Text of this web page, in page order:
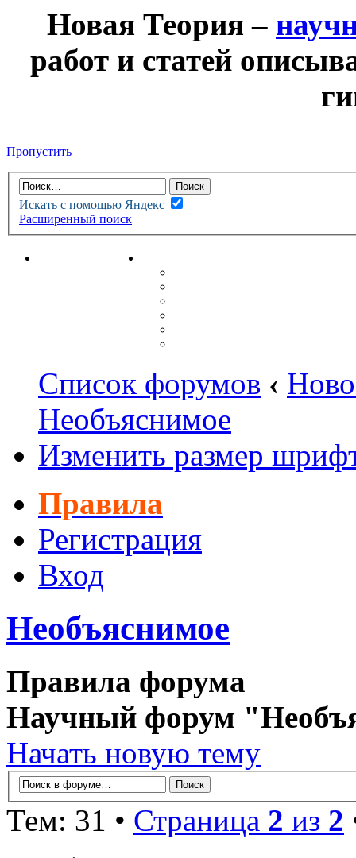
Новая Теория –
работ и статей
Пропустить
Искать с помощью Яндекс
Расширенный поиск
НОВАЯ ТЕОРИЯ
Список форумов ‹
Необъяснимое
Изменить размер
Правила
Регистрация
Вход
Необъяснимое
Правила форума
Научный форум
Начать новую тему
Тем: 31 • Страница 2 из 2